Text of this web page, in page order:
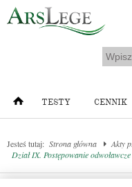
TESTY CENNIK
Jesteś tutaj: Strona główna Akty
Dział IX. Postępowanie odwoławcze